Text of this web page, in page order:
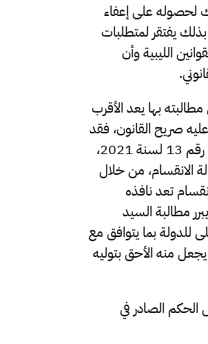
لحصوله على إعفاء
يفتقر لمتطلبات
الليبية وأن
بها يعد الأقرب
صريح القانون، فقد
تحصل على تكليفه بهذا المنصب بقرار صادر عن برلمان طرابلس وهو قرار التكليف رقم 13 لسنة 2021،
الانقسام، من خلال
تعد نافذه
مطالبة السيد
للدولة بما يتوافق مع
يجعل منه الأحق بتوليه
الحكم الصادر في